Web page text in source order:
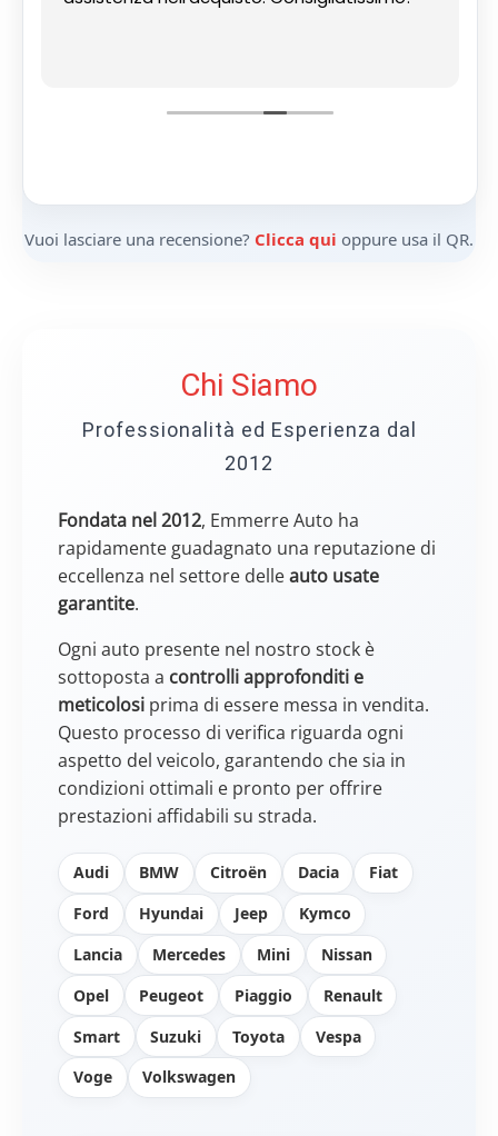
Vuoi lasciare una recensione? Clicca qui oppure usa il QR.
Chi Siamo
Professionalità ed Esperienza dal
2012
Fondata nel 2012, Emmerre Auto ha
rapidamente guadagnato una reputazione di
eccellenza nel settore delleauto usate
garantite.
Ogni auto presente nel nostro stock è
sottoposta a controlli approfonditi e
meticolosi prima di essere messa in vendita.
Questo processo di verifica riguarda ogni
aspetto del veicolo, garantendo che sia in
condizioni ottimali e pronto per offrire
prestazioni affidabili su strada.
Audi BMW Citroën Dacia
Fiat
Ford
Hyundai Jeep
Kymco
Lancia
Mercedes Mini
Nissan
Opel
Peugeot Piaggio
Renault
Smart
Suzuki Toyota
Vespa
Voge
Volkswagen